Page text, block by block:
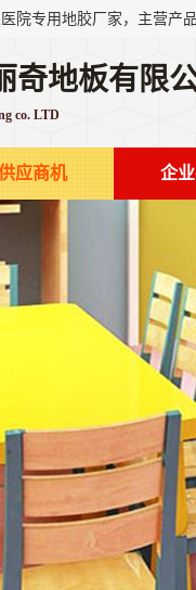
奇地板有限
co. LTD
应商机 企